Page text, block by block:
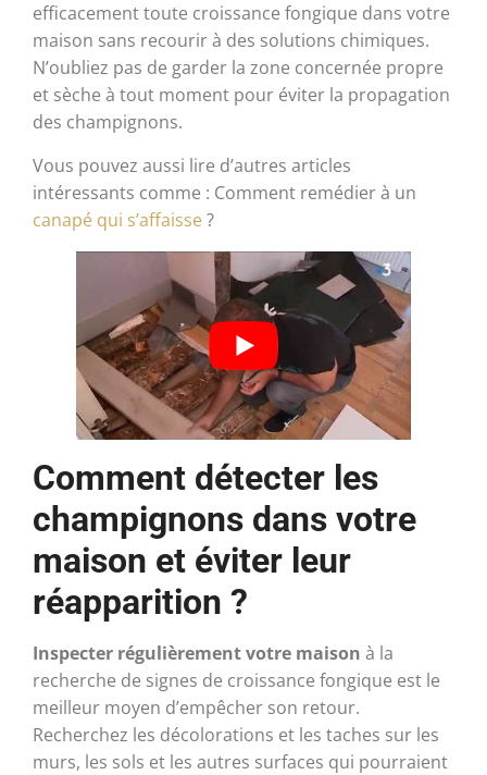
efficacement toute croissance fongique dans votre
maison sans recourir à des solutions chimiques.
N’oubliez pas de garder la zone concernée propre
et sèche à tout moment pour éviter la propagation
des champignons.
Vous pouvez aussi lire d’autres articles
intéressants comme : Comment remédier à un
canapé qui s’affaisse?
Comment détecter les
champignons dans votre
maison et éviter leur
réapparition ?
Inspecter régulièrement votre maison à la
recherche de signes de croissance fongique est le
meilleur moyen d’empêcher son retour.
Recherchez les décolorations et les taches sur les
murs, les sols et les autres surfaces qui pourraient